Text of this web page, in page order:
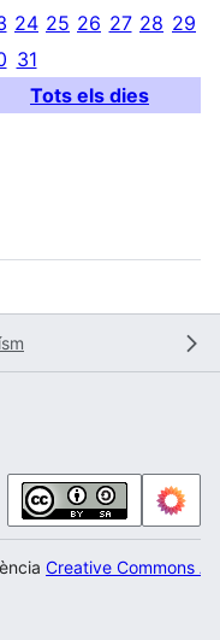
24 25 26 27 28 29
31
Tots els dies
Creative Commons